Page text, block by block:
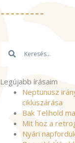
Legújabb írásaim
Neptunusz
cikluszárása
Bak Telihold
Mit hoz a
Nyári